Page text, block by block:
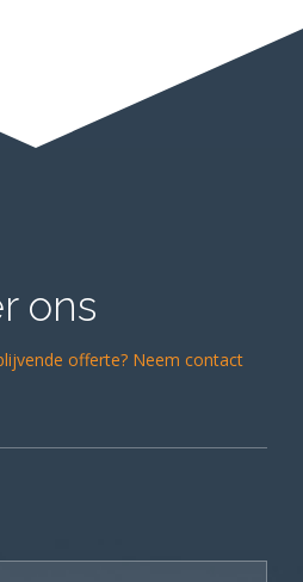
ons
offerte? Neem contact